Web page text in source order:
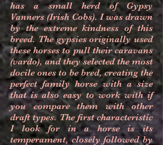
has a small herd of Gypsy
Vanners (Irish Cobs). I was drawn
by the extreme kindness of this
breed. The gypsies originally used
these horses to pull their caravans
(vardo), and they selected the most
docile ones to be bred, creating the
perfect family horse with a size
that is also easy to work with if
you compare them with other
draft types. The first characteristic
I look for in a horse is its
temperament, closely followed by